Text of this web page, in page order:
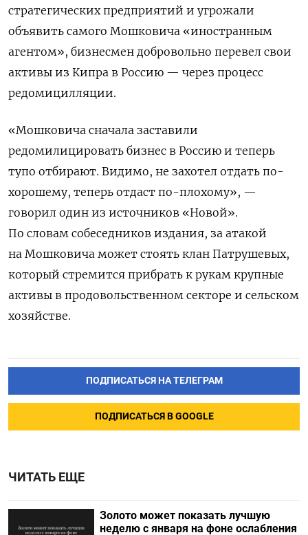
стратегических предприятий и угрожали
объявить самого Мошковича «иностранным
агентом», бизнесмен добровольно перевел свои
активы из Кипра в Россию — через процесс
редомицилляции.
«Мошковича сначала заставили
редомилицировать бизнес в Россию и теперь
тупо отбирают. Видимо, не захотел отдать по-
хорошему, теперь отдаст по-плохому», —
говорил один из источников «Новой».
По словам собеседников издания, за атакой
на Мошковича может стоять клан Патрушевых,
который стремится прибрать к рукам крупные
активы в продовольственном секторе и сельском
хозяйстве.
ПОДПИСАТЬСЯ НА ТЕЛЕГРАМ
ПОДПИСАТЬСЯ В GOOGLE
ЧИТАТЬ ЕЩЕ
Золото может показать лучшую
неделю с января на фоне ослабления